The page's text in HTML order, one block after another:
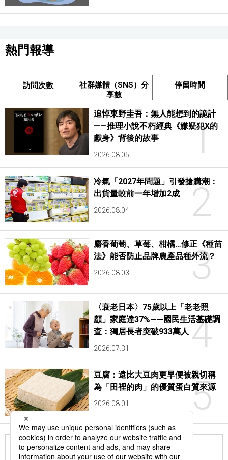
熱門報導
訪問次數
社群媒體（SNS）分
享數
停留時間
1
追悼東野圭吾：無人能想到的詭計
——推理小說不朽經典《嫌疑犯X的
獻身》背後的故事
2026.08.05
2
冷氣「2027年問題」引發搶購潮：
出貨量較前一年增加2成
2026.08.04
3
麝香葡萄、草莓、柑橘…修正《種苗
法》能否防止品牌農產品種外流？
2026.08.03
4
〈衰老日本〉75歲以上「老老照
顧」家庭達37%——國民生活基礎調
查：獨居長者突破933萬人
2026.07.31
5
豆腐：遠比大豆肉更早便被親切稱
為「田裡的肉」的優質蛋白質來源
2026.08.01
更多